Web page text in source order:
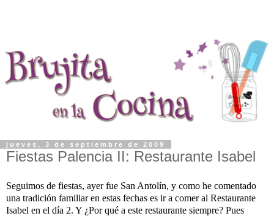
jueves, 3 de septiembre de 2009
Fiestas Palencia II: Restaurante Isabel
Seguimos de fiestas, ayer fue San Antolín, y como he comentado
una tradición familiar en estas fechas es ir a comer al Restaurante
Isabel en el día 2. Y ¿Por qué a este restaurante siempre? Pues